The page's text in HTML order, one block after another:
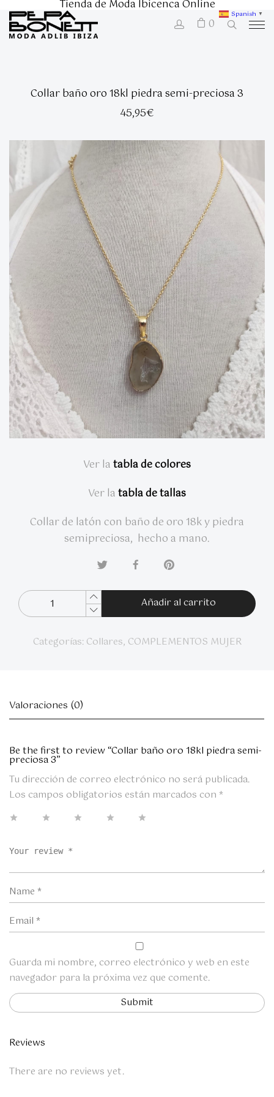
0
Tienda de Moda Ibicenca Online
Collar baño oro 18kl piedra semi-preciosa 3
45,95€
Ver latabla de colores
Ver latabla de tallas
Collar de latón con baño de oro 18k y piedra
semipreciosa, hecho a mano.
Añadir al carrito
Categorías: Collares, COMPLEMENTOS MUJER
Valoraciones (0)
Be the first to review “Collar baño oro 18kl piedra semi-
preciosa 3”
Tu dirección de correo electrónico no será publicada.
Los campos obligatorios están marcados con *
Guarda mi nombre, correo electrónico y web en este
navegador para la próxima vez que comente.
Reviews
There are no reviews yet.
Spanish ▼